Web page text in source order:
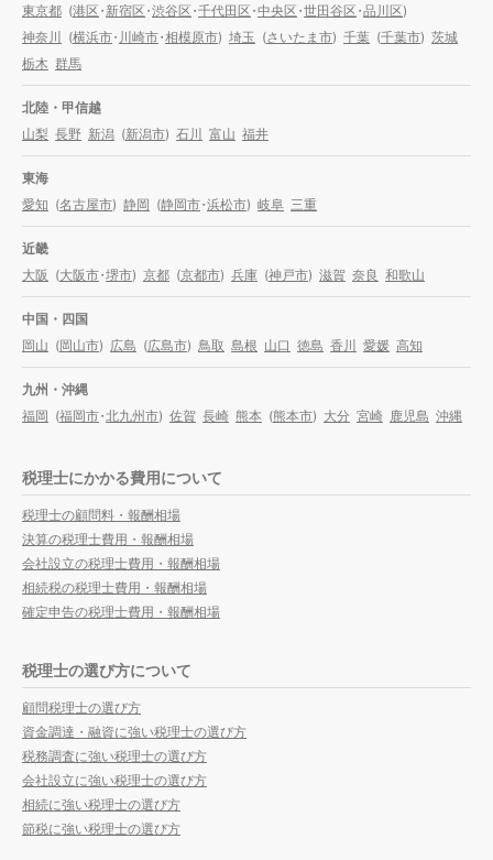
東京都 (港区・新宿区・渋谷区・千代田区・中央区・世田谷区・品川区)
神奈川 (横浜市・川崎市・相模原市) 埼玉 (さいたま市) 千葉 (千葉市) 茨城
栃木 群馬
北陸・甲信越
山梨 長野 新潟 (新潟市) 石川 富山 福井
東海
愛知 (名古屋市) 静岡 (静岡市・浜松市) 岐阜 三重
近畿
大阪 (大阪市・堺市) 京都 (京都市) 兵庫 (神戸市) 滋賀 奈良 和歌山
中国・四国
岡山 (岡山市) 広島 (広島市) 鳥取 島根 山口 徳島 香川 愛媛 高知
九州・沖縄
福岡 (福岡市・北九州市) 佐賀 長崎 熊本 (熊本市) 大分 宮崎 鹿児島 沖縄
税理士にかかる費用について
税理士の顧問料・報酬相場
決算の税理士費用・報酬相場
会社設立の税理士費用・報酬相場
相続税の税理士費用・報酬相場
確定申告の税理士費用・報酬相場
税理士の選び方について
顧問税理士の選び方
資金調達・融資に強い税理士の選び方
税務調査に強い税理士の選び方
会社設立に強い税理士の選び方
相続に強い税理士の選び方
節税に強い税理士の選び方